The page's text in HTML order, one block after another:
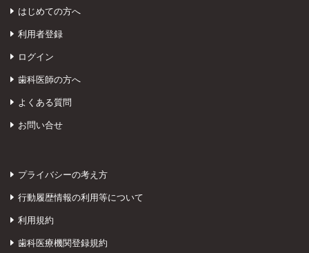
はじめての方へ
利用者登録
ログイン
歯科医師の方へ
よくある質問
お問い合せ
プライバシーの考え方
行動履歴情報の利用等について
利用規約
歯科医療機関登録規約